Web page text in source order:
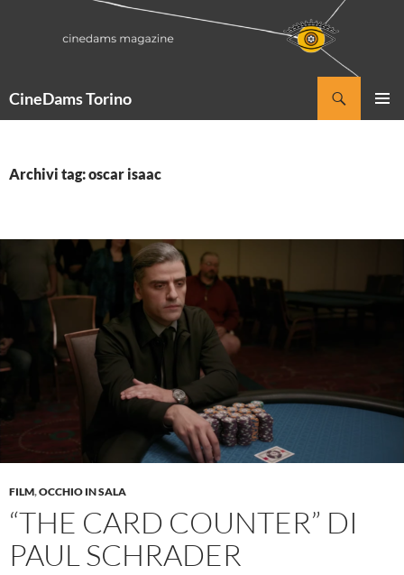
CineDams Torino
Archivi tag: oscar isaac
FILM,OCCHIO IN SALA
“THE CARD COUNTER” DI
PAUL SCHRADER